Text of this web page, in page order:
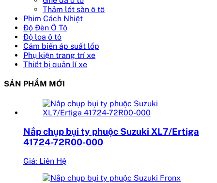
Thảm lót sàn ô tô
Phim Cách Nhiệt
Độ Đèn Ô Tô
Độ loa ô tô
Cảm biến áp suất lốp
Phụ kiện trang trí xe
Thiết bị quản lí xe
SẢN PHẨM MỚI
Nắp chụp bụi ty phuộc Suzuki XL7/Ertiga
41724-72R00-000
Giá: Liên Hệ